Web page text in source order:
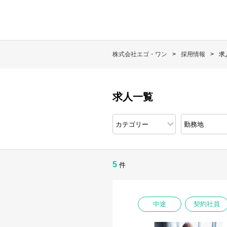
株式会社エゴ・ワン 採用情報 求
求人一覧
5 件
中途 契約社員